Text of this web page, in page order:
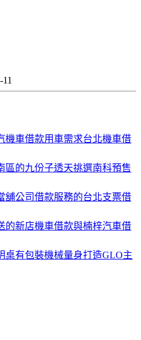
機車借款用車需求台北機車借
區的九份子透天挑選南科預售
舖公司借款服務的台北支票借
的新店機車借款與楠梓汽車借
桌有包裝機械量身打造GLO主